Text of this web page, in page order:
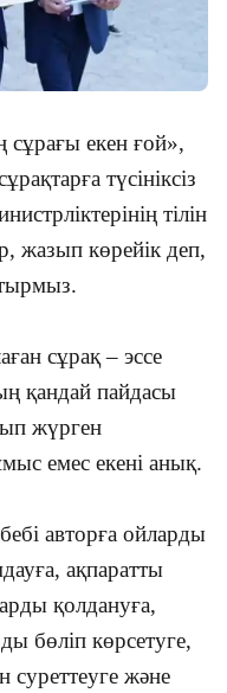
сұрағы екен ғой»,
түсініксіз
тілін
жазып көрейік деп,
сұрақ – эссе
қандай пайдасы
жүрген
емес екені анық.
авторға ойларды
ақпаратты
қолдануға,
бөліп көрсетуге,
суреттеуге және